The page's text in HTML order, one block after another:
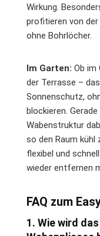
Wirkung.
profitieren von
ohne Bohrlöcher.
Im Garten: Ob im
der Terrasse –
Sonnenschutz,
blockieren.
Wabenstruktur
so den Raum kühl
flexibel und
wieder entfernen
FAQ zum
1. Wie wird